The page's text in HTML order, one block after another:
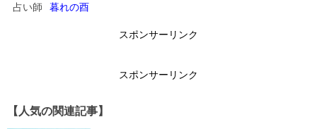
占い師 暮れの酉
スポンサーリンク
スポンサーリンク
【人気の関連記事】